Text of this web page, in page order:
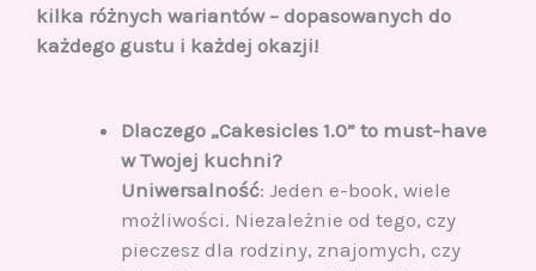
kilka różnych wariantów – dopasowanych do
każdego gustu i każdej okazji!
Dlaczego „Cakesicles 1.0” to must-have
w Twojej kuchni?
Uniwersalność: Jeden e-book, wiele
możliwości. Niezależnie od tego, czy
pieczesz dla rodziny, znajomych, czy